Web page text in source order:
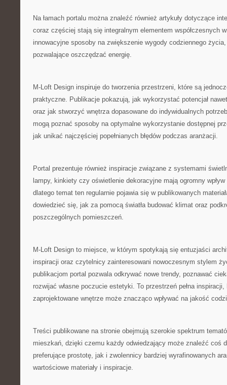
Na łamach portalu można znaleźć również artykuły dotyczące
coraz częściej stają się integralnym elementem współczesnych
innowacyjne sposoby na zwiększenie wygody codziennego
pozwalające oszczędzać energię.
M-Loft Design inspiruje do tworzenia przestrzeni, które są
praktyczne. Publikacje pokazują, jak wykorzystać potencjał
oraz jak stworzyć wnętrza dopasowane do indywidualnych
mogą poznać sposoby na optymalne wykorzystanie dostępnej
jak unikać najczęściej popełnianych błędów podczas aranżacji.
Portal prezentuje również inspiracje związane z systemami
lampy, kinkiety czy oświetlenie dekoracyjne mają ogromny wpływ
dlatego temat ten regularnie pojawia się w publikowanych
dowiedzieć się, jak za pomocą światła budować klimat oraz
poszczególnych pomieszczeń.
M-Loft Design to miejsce, w którym spotykają się entuzjaści
inspiracji oraz czytelnicy zainteresowani nowoczesnym stylem
publikacjom portal pozwala odkrywać nowe trendy, poznawać
rozwijać własne poczucie estetyki. To przestrzeń pełna
zaprojektowane wnętrze może znacząco wpływać na jakość
Treści publikowane na stronie obejmują szerokie spektrum
mieszkań, dzięki czemu każdy odwiedzający może znaleźć coś
preferujące prostotę, jak i zwolennicy bardziej wyrafinowanych
wartościowe materiały i inspiracje.